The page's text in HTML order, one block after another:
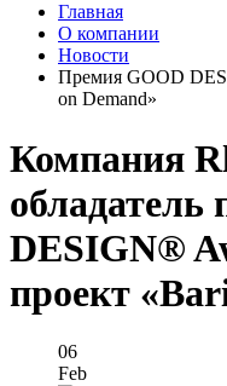
Главная
О компании
Новости
Премия GOOD
on Demand»
Компания
DESIGN®
проект
06
Feb